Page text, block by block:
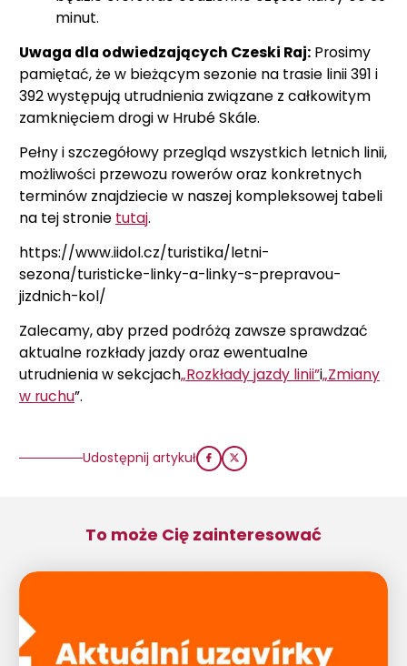
minut.
Uwaga dla odwiedzających Czeski Raj: Prosimy
pamiętać, że w bieżącym sezonie na trasie linii 391 i
392 występują utrudnienia związane z całkowitym
zamknięciem drogi w Hrubé Skále.
Pełny i szczegółowy przegląd wszystkich letnich linii,
możliwości przewozu rowerów oraz konkretnych
terminów znajdziecie w naszej kompleksowej tabeli
na tej stronie tutaj.
https://www.iidol.cz/turistika/letni-
sezona/turisticke-linky-a-linky-s-prepravou-
jizdnich-kol/
Zalecamy, aby przed podróżą zawsze sprawdzać
aktualne rozkłady jazdy oraz ewentualne
utrudnienia w sekcjach„Rozkłady jazdy linii”i„Zmiany
w ruchu”.
Udostępnij artykuł
To może Cię zainteresować